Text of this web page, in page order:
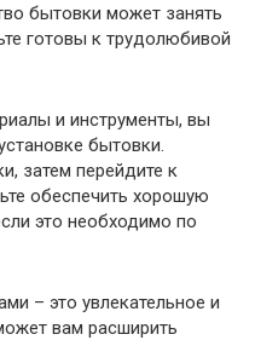
бытовки может занять
готовы к трудолюбивой
и инструменты, вы
бытовки.
затем перейдите к
обеспечить хорошую
это необходимо по
– это увлекательное и
вам расширить